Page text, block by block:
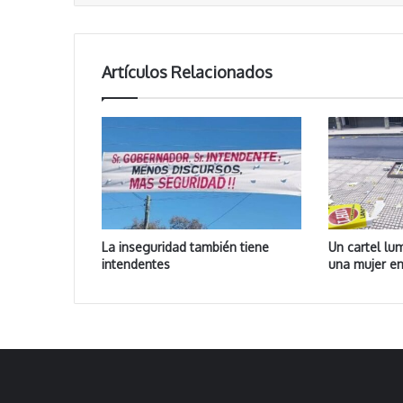
Artículos Relacionados
La inseguridad también tiene
intendentes
Un cartel
una mujer